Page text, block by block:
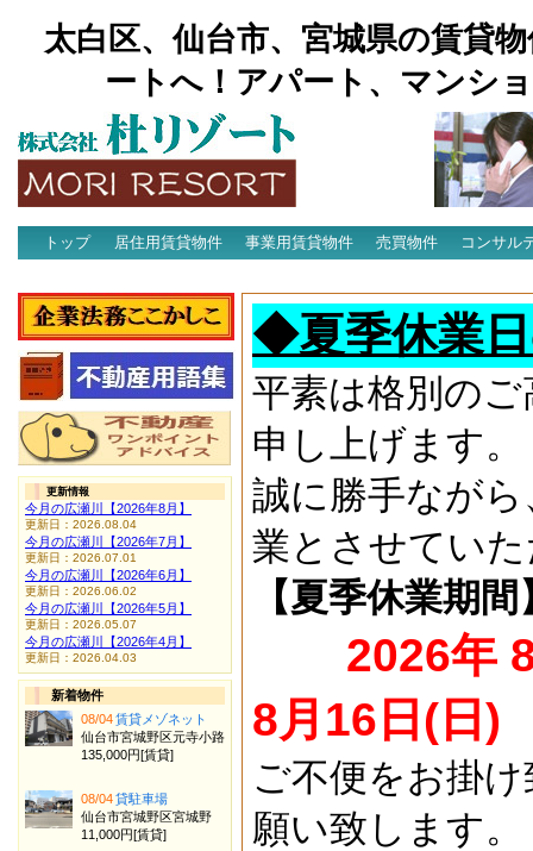
太白区、仙台市、宮城県の賃貸
ートへ！アパート、マンシ
トップ 居住用賃貸物件 事業用賃貸物件 売買物件
コンサル
◆夏季休業
平素は格別の
申し上げます。
誠に勝手なが
業とさせてい
【夏季休業期間
2026年
8月16日(日)
ご不便をお掛
願い致します。
更新情報
今月の広瀬川【2026年8月】
更新日：2026.08.04
今月の広瀬川【2026年7月】
更新日：2026.07.01
今月の広瀬川【2026年6月】
更新日：2026.06.02
今月の広瀬川【2026年5月】
更新日：2026.05.07
今月の広瀬川【2026年4月】
更新日：2026.04.03
新着物件
08/04賃貸メゾネット
仙台市宮城野区元寺小路
135,000円[賃貸]
08/04貸駐車場
仙台市宮城野区宮城野
11,000円[賃貸]